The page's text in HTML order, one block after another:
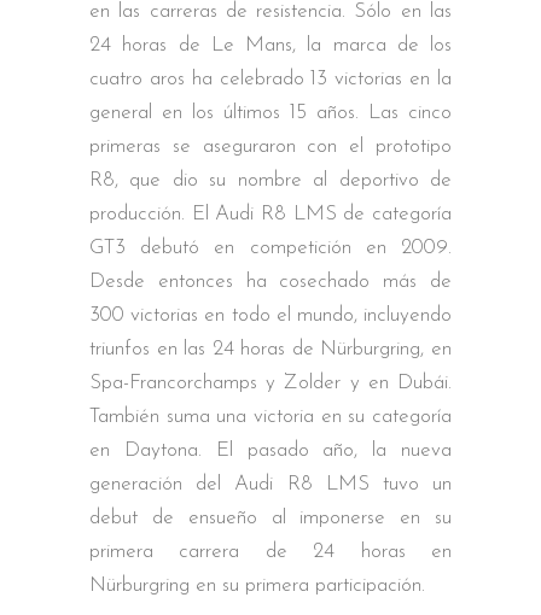
en las carreras de resistencia. Sólo en las
24 horas de Le Mans, la marca de los
cuatro aros ha celebrado 13 victorias en la
general en los últimos 15 años. Las cinco
primeras se aseguraron con el prototipo
R8, que dio su nombre al deportivo de
producción. El Audi R8 LMS de categoría
GT3 debutó en competición en 2009.
Desde entonces ha cosechado más de
300 victorias en todo el mundo, incluyendo
triunfos en las 24 horas de Nürburgring, en
Spa-Francorchamps y Zolder y en Dubái.
También suma una victoria en su categoría
en Daytona. El pasado año, la nueva
generación del Audi R8 LMS tuvo un
debut de ensueño al imponerse en su
primera carrera de 24 horas en
Nürburgring en su primera participación.